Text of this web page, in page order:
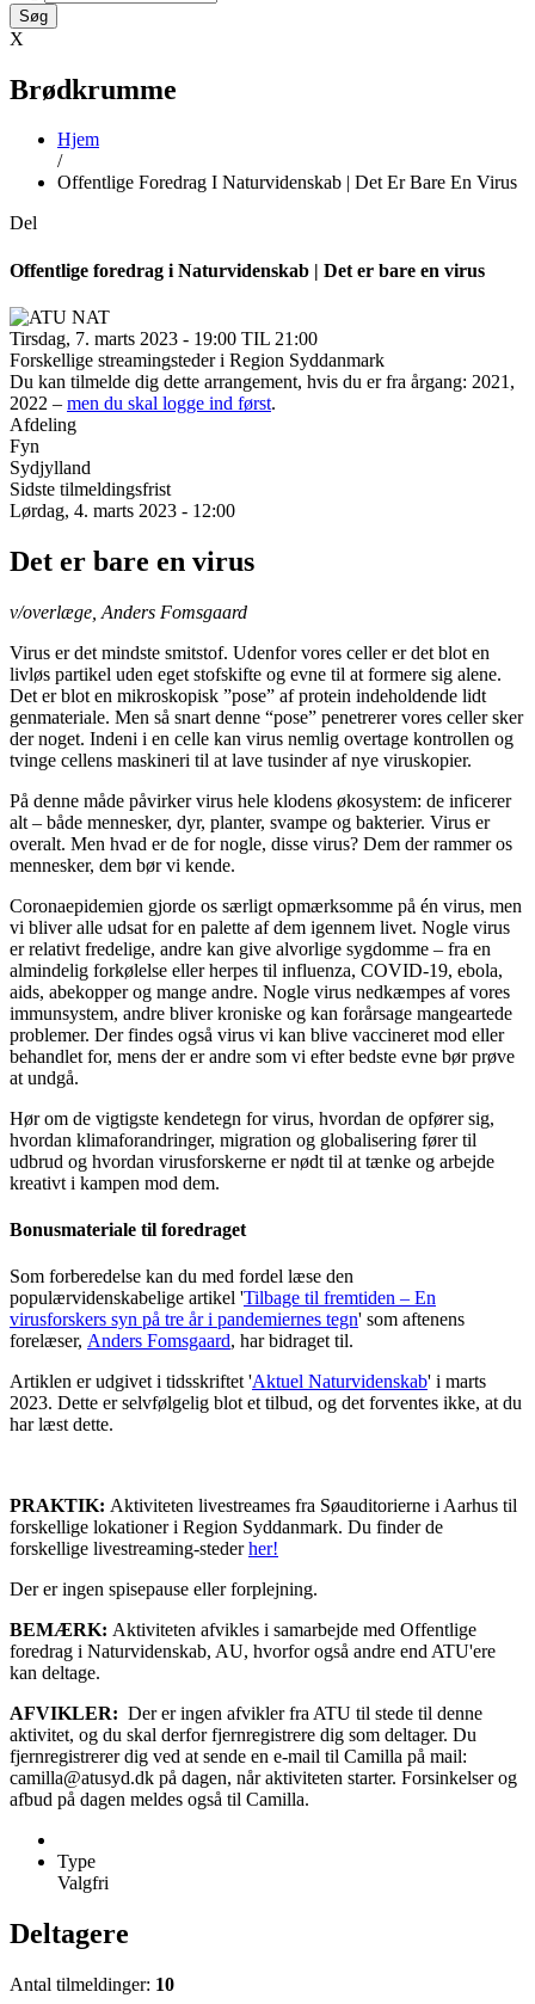
X
Brødkrumme
Hjem
/
Offentlige Foredrag I Naturvidenskab | Det Er Bare En Virus
Del
Offentlige foredrag i Naturvidenskab | Det er bare en virus
Tirsdag, 7. marts 2023 - 19:00 TIL 21:00
Forskellige streamingsteder i Region Syddanmark
Du kan tilmelde dig dette arrangement, hvis du er fra årgang: 2021,
2022 – men du skal logge ind først.
Afdeling
Fyn
Sydjylland
Sidste tilmeldingsfrist
Lørdag, 4. marts 2023 - 12:00
Det er bare en virus
v/overlæge, Anders Fomsgaard
Virus er det mindste smitstof. Udenfor vores celler er det blot en
livløs partikel uden eget stofskifte og evne til at formere sig alene.
Det er blot en mikroskopisk ”pose” af protein indeholdende lidt
genmateriale. Men så snart denne “pose” penetrerer vores celler sker
der noget. Indeni i en celle kan virus nemlig overtage kontrollen og
tvinge cellens maskineri til at lave tusinder af nye viruskopier.
På denne måde påvirker virus hele klodens økosystem: de inficerer
alt – både mennesker, dyr, planter, svampe og bakterier. Virus er
overalt. Men hvad er de for nogle, disse virus? Dem der rammer os
mennesker, dem bør vi kende.
Coronaepidemien gjorde os særligt opmærksomme på én virus, men
vi bliver alle udsat for en palette af dem igennem livet. Nogle virus
er relativt fredelige, andre kan give alvorlige sygdomme – fra en
almindelig forkølelse eller herpes til influenza, COVID-19, ebola,
aids, abekopper og mange andre. Nogle virus nedkæmpes af vores
immunsystem, andre bliver kroniske og kan forårsage mangeartede
problemer. Der findes også virus vi kan blive vaccineret mod eller
behandlet for, mens der er andre som vi efter bedste evne bør prøve
at undgå.
Hør om de vigtigste kendetegn for virus, hvordan de opfører sig,
hvordan klimaforandringer, migration og globalisering fører til
udbrud og hvordan virusforskerne er nødt til at tænke og arbejde
kreativt i kampen mod dem.
Bonusmateriale til foredraget
Som forberedelse kan du med fordel læse den
populærvidenskabelige artikel 'Tilbage til fremtiden – En
virusforskers syn på tre år i pandemiernes tegn' som aftenens
forelæser, Anders Fomsgaard, har bidraget til.
Artiklen er udgivet i tidsskriftet 'Aktuel Naturvidenskab' i marts
2023. Dette er selvfølgelig blot et tilbud, og det forventes ikke, at du
har læst dette.
PRAKTIK: Aktiviteten livestreames fra Søauditorierne i Aarhus til
forskellige lokationer i Region Syddanmark. Du finder de
forskellige livestreaming-stederher!
Der er ingen spisepause eller forplejning.
BEMÆRK: Aktiviteten afvikles i samarbejde med Offentlige
foredrag i Naturvidenskab, AU, hvorfor også andre end ATU'ere
kan deltage.
AFVIKLER: Der er ingen afvikler fra ATU til stede til denne
aktivitet, og du skal derfor fjernregistrere dig som deltager. Du
fjernregistrerer dig ved at sende en e-mail til Camilla på mail:
camilla@atusyd.dk på dagen, når aktiviteten starter. Forsinkelser og
afbud på dagen meldes også til Camilla.
Type
Valgfri
Deltagere
Antal tilmeldinger: 10